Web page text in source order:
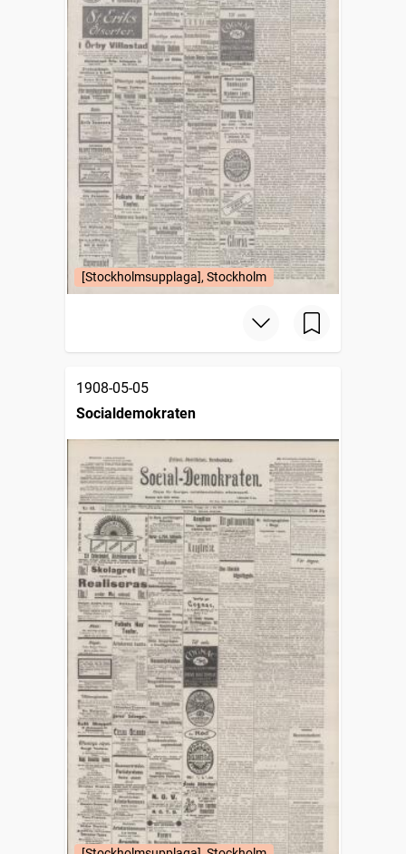
[Stockholmsupplaga], Stockholm
1908-05-05
Socialdemokraten